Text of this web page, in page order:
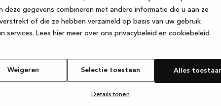
deze gegevens combineren met andere informatie die u aan ze
of die ze hebben verzameld op basis van uw gebruik
services. Lees hier meer over ons privacybeleid en cookiebeleid
Weigeren Selectie toestaan Alles
Details tonen
has occurred while loadingwww.kvik.nl (see the